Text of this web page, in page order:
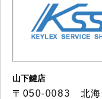
山下鍵店
〒050-0083 北